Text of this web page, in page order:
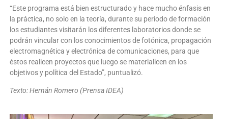
“Este programa está bien estructurado y hace mucho énfasis en
la práctica, no solo en la teoría, durante su periodo de formación
los estudiantes visitarán los diferentes laboratorios donde se
podrán vincular con los conocimientos de fotónica, propagación
electromagnética y electrónica de comunicaciones, para que
éstos realicen proyectos que luego se materialicen en los
objetivos y política del Estado”, puntualizó.
Texto: Hernán Romero (Prensa IDEA)